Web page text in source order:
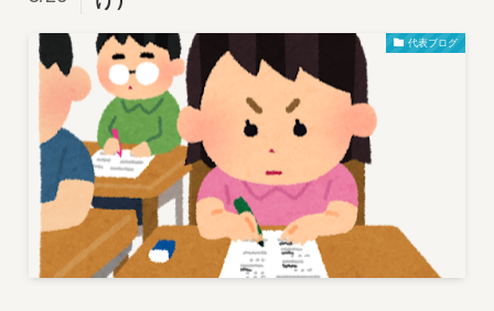
代表ブログ